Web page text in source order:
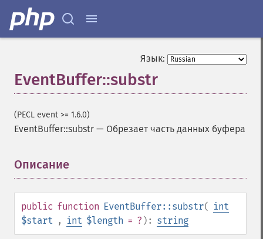
Язык:
EventBuffer::substr
(PECL event >= 1.6.0)
EventBuffer::substr — Обрезает часть данных буфера
Описание
public function EventBuffer::substr( int
$start , int $length = ? ): string